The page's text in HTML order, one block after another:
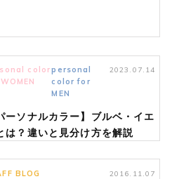
colorpersonal
color for
MEN
2023.07.14
ーソナルカラー】ブルベ・イエ
は？違いと見分け方を解説
BLOG 2016.11.07